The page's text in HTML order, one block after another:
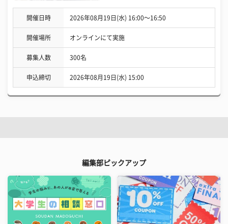
開催日時 2026年08月19日(水) 16:00〜16:50
開催場所 オンラインにて実施
募集人数 300名
申込締切 2026年08月19日(水) 15:00
編集部ピックアップ